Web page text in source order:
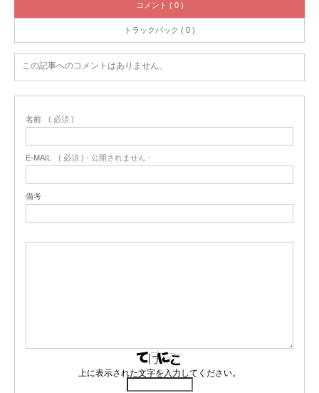
コメント ( 0 )
トラックバック ( 0 )
この記事へのコメントはありません。
名前 ( 必須 )
E-MAIL ( 必須 ) - 公開されません -
備考
上に表示された文字を入力してください。